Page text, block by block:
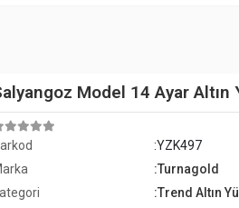
Model 14 Ayar Altın
:YZK497
:Turnagold
:Trend Altın